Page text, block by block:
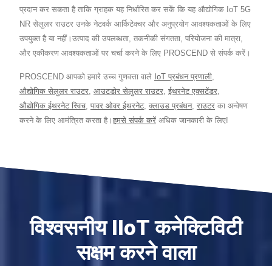
प्रदान कर सकता है ताकि ग्राहक यह निर्धारित कर सकें कि यह औद्योगिक IoT 5G
NR सेलुलर राउटर उनके नेटवर्क आर्किटेक्चर और अनुप्रयोग आवश्यकताओं के लिए
उपयुक्त है या नहीं।उत्पाद की उपलब्धता, तकनीकी संगतता, परियोजना की मात्रा,
और एकीकरण आवश्यकताओं पर चर्चा करने के लिए PROSCEND से संपर्क करें।
PROSCEND आपको हमारे उच्च गुणवत्ता वाले IoT प्रबंधन प्रणाली,
औद्योगिक सेलुलर राउटर, आउटडोर सेलुलर राउटर, ईथरनेट एक्सटेंडर,
औद्योगिक ईथरनेट स्विच, पावर ओवर ईथरनेट, क्लाउड प्रबंधन, राउटर का अन्वेषण
करने के लिए आमंत्रित करता है। हमसे संपर्क करें अधिक जानकारी के लिए!
विश्वसनीय IIoT कनेक्टिविटी
सक्षम करने वाला